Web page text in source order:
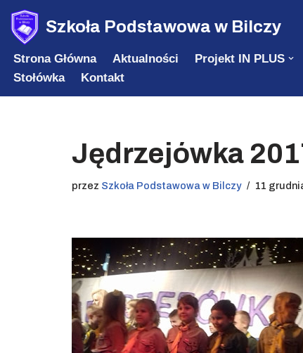
Przejdź
do
treści
Szkoła Podstawowa w Bilczy
Strona Główna Aktualności Projekt IN PLUS
Stołówka
Kontakt
Jędrzejówka
przez Szkoła Podstawowa w Bilczy 11